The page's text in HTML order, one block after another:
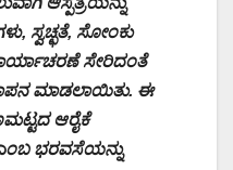
ಸ್ವಚ್ಛತೆ, ಸೋಂಕು
ಸೇರಿದಂತೆ
ಮಾಡಲಾಯಿತು. ಈ
ಆರೈಕೆ
ಭರವಸೆಯನ್ನು